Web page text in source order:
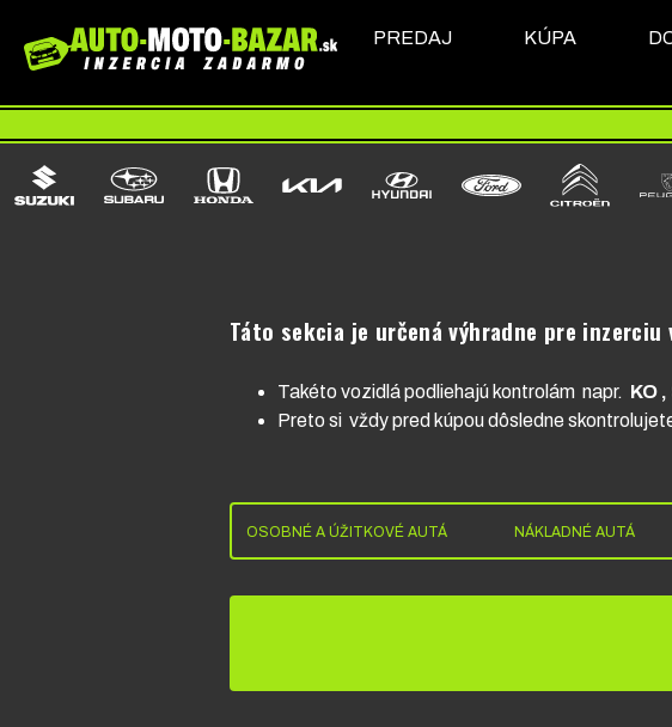
PREDAJ KÚPA
Táto sekcia je určená výhradne pre
Takéto vozidlá podliehajú kontrolám napr. KO
Preto si vždy pred kúpou dôsledne
OSOBNÉ A ÚŽITKOVÉ AUTÁ NÁKLADNÉ AUTÁ